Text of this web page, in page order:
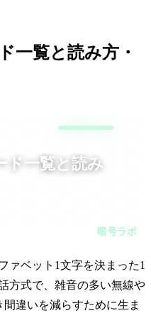
一覧と読み方・
ド一覧と読み
を減らすために生まれた。暗号ラボ
ァベット1文字を決まった1
方式で、雑音の多い無線や
違いを減らすために生ま